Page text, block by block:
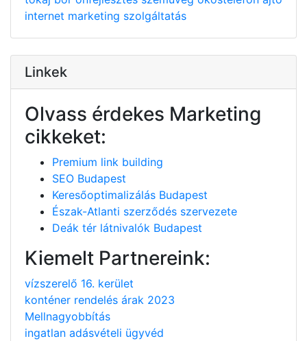
internet marketing szolgáltatás
Linkek
Olvass érdekes Marketing
cikkeket:
Premium link building
SEO Budapest
Keresőoptimalizálás Budapest
Észak-Atlanti szerződés szervezete
Deák tér látnivalók Budapest
Kiemelt Partnereink:
vízszerelő 16. kerület
konténer rendelés árak 2023
Mellnagyobbítás
ingatlan adásvételi ügyvéd